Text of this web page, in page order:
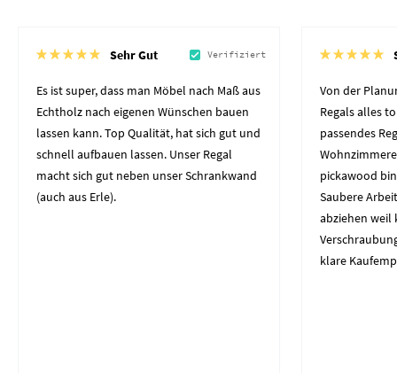
Sehr Gut Verifiziert
Es ist super, dass man Möbel nach Maß aus
Echtholz nach eigenen Wünschen bauen
lassen kann. Top Qualität, hat sich gut und
schnell aufbauen lassen. Unser Regal
macht sich gut neben unser Schrankwand
(auch aus Erle).
Von der
Regals alles
passendes
pickawood
Saubere
abziehen weil
klare